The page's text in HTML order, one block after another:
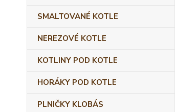
SMALTOVANÉ KOTLE
NEREZOVÉ KOTLE
KOTLINY POD KOTLE
HORÁKY POD KOTLE
PLNIČKY KLOBÁS